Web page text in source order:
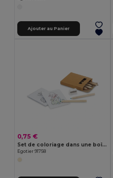
Ajouter au Panier
0,75 €
Set de coloriage dans une boîte carton
Egotier 91758